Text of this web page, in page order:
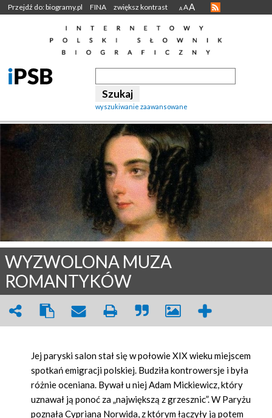
Przejdź do: biogramy.pl FINA zwiększ kontrast A AA
wyszukiwanie zaawansowane
WYZWOLONA MUZA
ROMANTYKÓW
Jej paryski salon stał się w połowie XIX wieku miejscem
spotkań emigracji polskiej. Budziła kontrowersje i była
różnie oceniana. Bywał u niej Adam Mickiewicz, który
uznawał ją ponoć za „największą z grzesznic”. W Paryżu
poznała Cypriana Norwida, z którym łączyły ją potem